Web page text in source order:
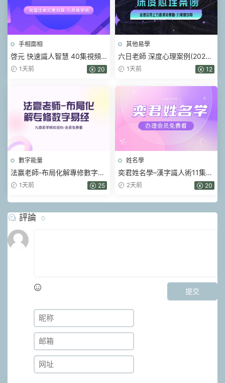
手相面相
啓元 快速識人智慧 40集視頻
課 1天前 20
其他易學
六日老師 深度心理案例(2026)
視頻16集
1天前 12
數字能量
法赢老師-布局化解專修數字易
經 80集視頻
1天前 25
姓名學
奕君姓名學–漢字識人術11集視
頻 2天前 20
評論 0
提交